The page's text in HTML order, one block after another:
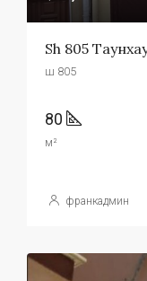
Sh 805
ш 805
80
м²
франкадмин